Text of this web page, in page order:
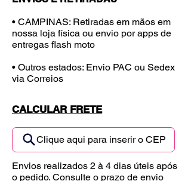
• CAMPINAS: Retiradas em mãos em
nossa loja física ou envio por apps de
entregas flash moto
• Outros estados: Envio PAC ou Sedex
via Correios
CALCULAR FRETE
Clique aqui para inserir o CEP
Envios realizados 2 à 4 dias úteis após
o pedido. Consulte o prazo de envio